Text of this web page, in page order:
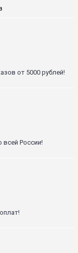
от 5000 рублей!
всей России!